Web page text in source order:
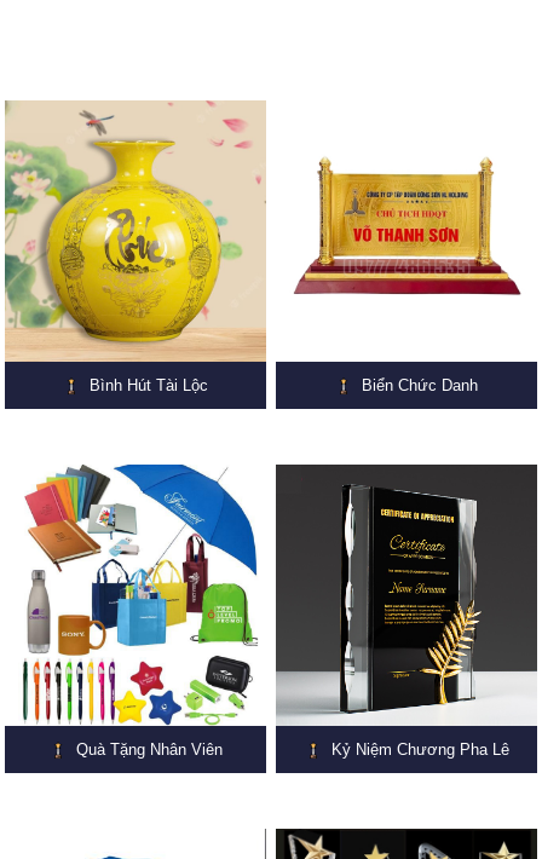
Bình Hút Tài Lộc Biển Chức Danh
Quà Tặng Nhân Viên Kỷ Niệm Chương Pha Lê